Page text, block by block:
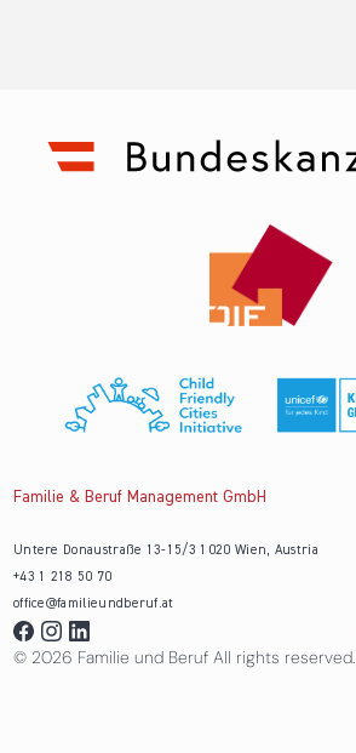
Familie & Beruf Management GmbH
Untere Donaustraße 13-15/3 1020 Wien, Austria
+43 1 218 50 70
office@familieundberuf.at
© 2026 Familie und Beruf All rights reserved.